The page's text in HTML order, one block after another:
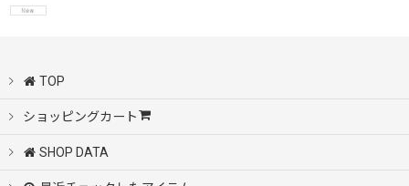
TOP
ショッピングカート
SHOP DATA